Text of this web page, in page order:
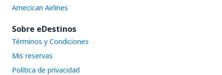
Amecican Airlines
Sobre eDestinos
Términos y Condiciones
Mis reservas
Política de privacidad